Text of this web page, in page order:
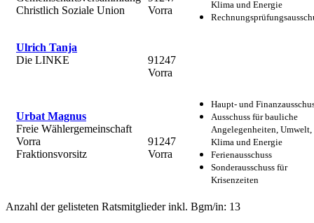
Christlich Soziale Union
Vorra
Klima und Energie
Ulrich Tanja
Die LINKE
91247
Vorra
Urbat Magnus
Freie Wählergemeinschaft
Vorra
Fraktionsvorsitz
91247
Vorra
Haupt- und
Ausschuss für bauliche
Angelegenheiten, Umwelt,
Klima und Energie
Ferienausschuss
Sonderausschuss für
Krisenzeiten
Anzahl der gelisteten Ratsmitglieder inkl. Bgm/in: 13